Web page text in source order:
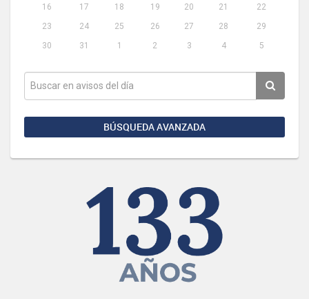
16
17 18 19 20 21
22
23
24 25 26 27 28
29
30
31 1 2 3 4 5
BÚSQUEDA AVANZADA